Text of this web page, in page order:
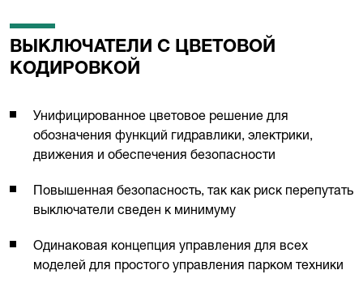
ВЫКЛЮЧАТЕЛИ С ЦВЕТОВОЙ
КОДИРОВКОЙ
Унифицированное цветовое решение для
обозначения функций гидравлики, электрики,
движения и обеспечения безопасности
Повышенная безопасность, так как риск перепутать
выключатели сведен к минимуму
Одинаковая концепция управления для всех
моделей для простого управления парком техники